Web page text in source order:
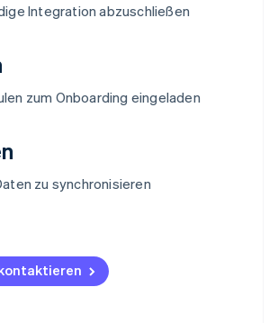
Integration abzuschließen
zum Onboarding eingeladen
zu synchronisieren
DeutschEnglish